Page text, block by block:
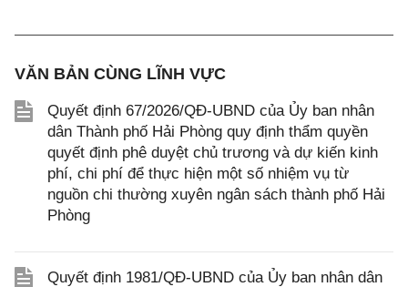
VĂN BẢN CÙNG LĨNH VỰC
Quyết định 67/2026/QĐ-UBND của Ủy ban nhân
dân Thành phố Hải Phòng quy định thẩm quyền
quyết định phê duyệt chủ trương và dự kiến kinh
phí, chi phí để thực hiện một số nhiệm vụ từ
nguồn chi thường xuyên ngân sách thành phố Hải
Phòng
Quyết định 1981/QĐ-UBND của Ủy ban nhân dân